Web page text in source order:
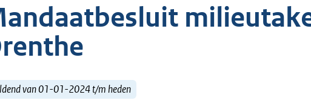
van 01-01-2024 t/m heden